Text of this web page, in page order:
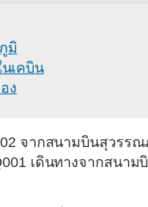
มิ
เคบิน
ง
จากสนามบินสุวรรณ
เดินทางจากสนาม